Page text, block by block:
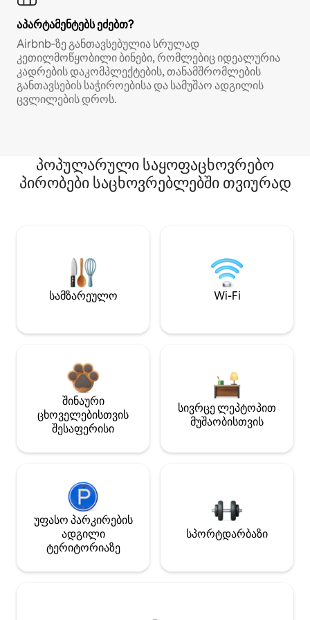
აპარტამენტებს ეძებთ?
Airbnb‑ზე განთავსებულია სრულად
კეთილმოწყობილი ბინები, რომლებიც იდეალურია
კადრების დაკომპლექტების, თანამშრომლების
განთავსების საჭიროებისა და სამუშაო ადგილის
ცვლილების დროს.
პოპულარული საყოფაცხოვრებო
პირობები საცხოვრებლებში თვიურად
სამზარეულო Wi-Fi
შინაური
ცხოველებისთვის
შესაფერისი
სივრცე ლეპტოპით
მუშაობისთვის
უფასო პარკირების
ადგილი
ტერიტორიაზე
სპორტდარბაზი